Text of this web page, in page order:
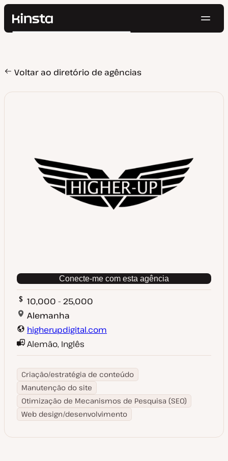
Kinsta®
Preços
Contato
Pesquisar
Voltar ao diretório de agências
Conecte-me com esta agência
10,000 - 25,000
Alemanha
higherupdigital.com
Alemão, Inglês
Criação/estratégia de conteúdo
Manutenção do site
Otimização de Mecanismos de Pesquisa (SEO)
Web design/desenvolvimento